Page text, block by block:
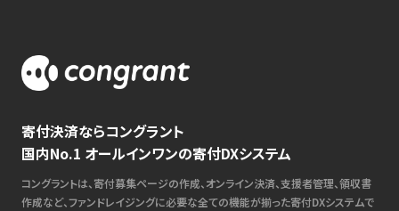
寄付決済ならコングラント
国内No.1 オールインワンの寄付DXシステム
コングラントは、寄付募集ページの作成、オンライン決済、支援者管理、領収書
作成など、ファンドレイジングに必要な全ての機能が揃った寄付DXシステムで